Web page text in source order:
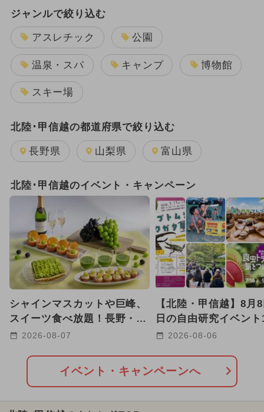
ジャンルで絞り込む
アスレチック 公園
温泉・スパ キャンプ 博物館
スキー場
北陸･甲信越の都道府県で絞り込む
長野県 山梨県 富山県
北陸･甲信越のイベント・キャンペーン
シャインマスカットや巨峰、
スイーツ食べ放題！長野・松
代の秋フェア 子供の遊び場
2026-08-07
【北陸・甲信越】8月
日の自由研究イベント
恐竜・クラフト体験も
2026-08-06
イベント・キャンペーンへ